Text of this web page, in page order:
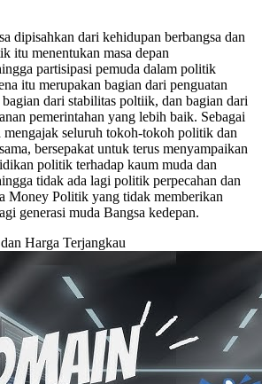
dipisahkan dari kehidupan berbangsa dan
itu menentukan masa depan
partisipasi pemuda dalam politik
itu merupakan bagian dari penguatan
dari stabilitas poltiik, dan bagian dari
pemerintahan yang lebih baik. Sebagai
mengajak seluruh tokoh-tokoh politik dan
bersepakat untuk terus menyampaikan
politik terhadap kaum muda dan
tidak ada lagi politik perpecahan dan
Money Politik yang tidak memberikan
generasi muda Bangsa kedepan.
Harga Terjangkau